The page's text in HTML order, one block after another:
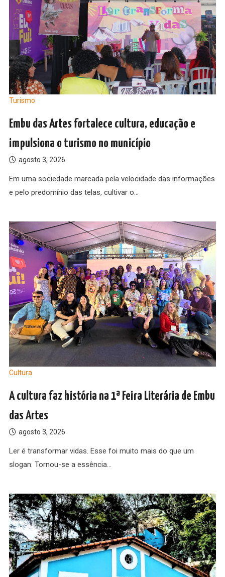
Turismo
Embu das Artes fortalece cultura, educação e
impulsiona o turismo no município
agosto 3, 2026
Em uma sociedade marcada pela velocidade das informações
e pelo predomínio das telas, cultivar o…
Cultura
A cultura faz história na 1ª Feira Literária de Embu
das Artes
agosto 3, 2026
Ler é transformar vidas. Esse foi muito mais do que um
slogan. Tornou-se a essência…